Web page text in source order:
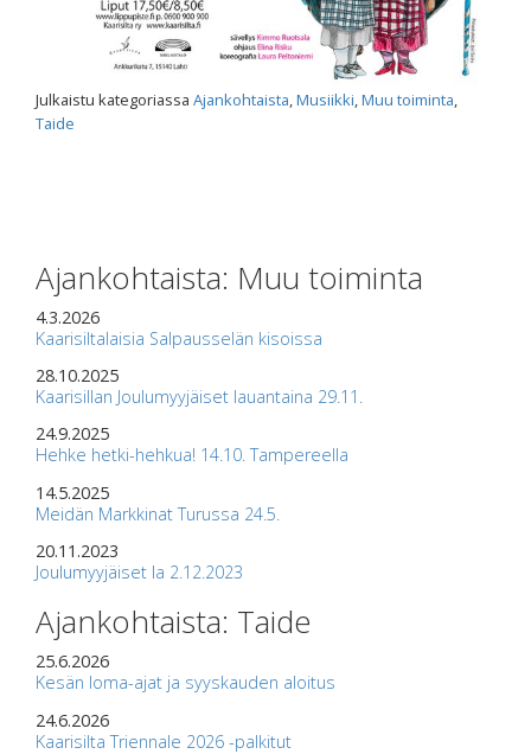
Julkaistu kategoriassa Ajankohtaista,Musiikki,Muu toiminta,
Taide
Ajankohtaista: Muu toiminta
4.3.2026
Kaarisiltalaisia Salpausselän kisoissa
28.10.2025
Kaarisillan Joulumyyjäiset lauantaina 29.11.
24.9.2025
Hehke hetki-hehkua! 14.10. Tampereella
14.5.2025
Meidän Markkinat Turussa 24.5.
20.11.2023
Joulumyyjäiset la 2.12.2023
Ajankohtaista: Taide
25.6.2026
Kesän loma-ajat ja syyskauden aloitus
24.6.2026
Kaarisilta Triennale 2026 -palkitut